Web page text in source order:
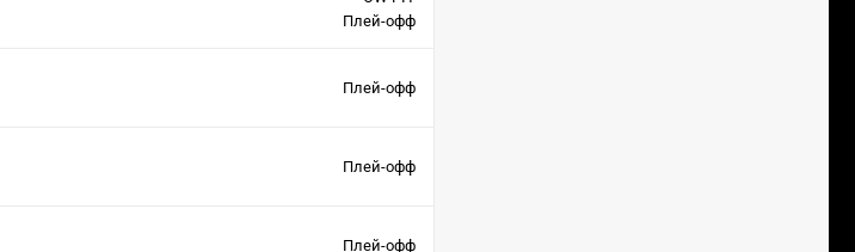
Плей-офф
Плей-офф
Плей-офф
Плей-офф